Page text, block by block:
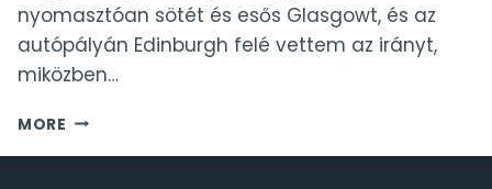
nyomasztóan sötét és esős Glasgowt, és az
autópályán Edinburgh felé vettem az irányt,
miközben…
MORE EDINBURGH